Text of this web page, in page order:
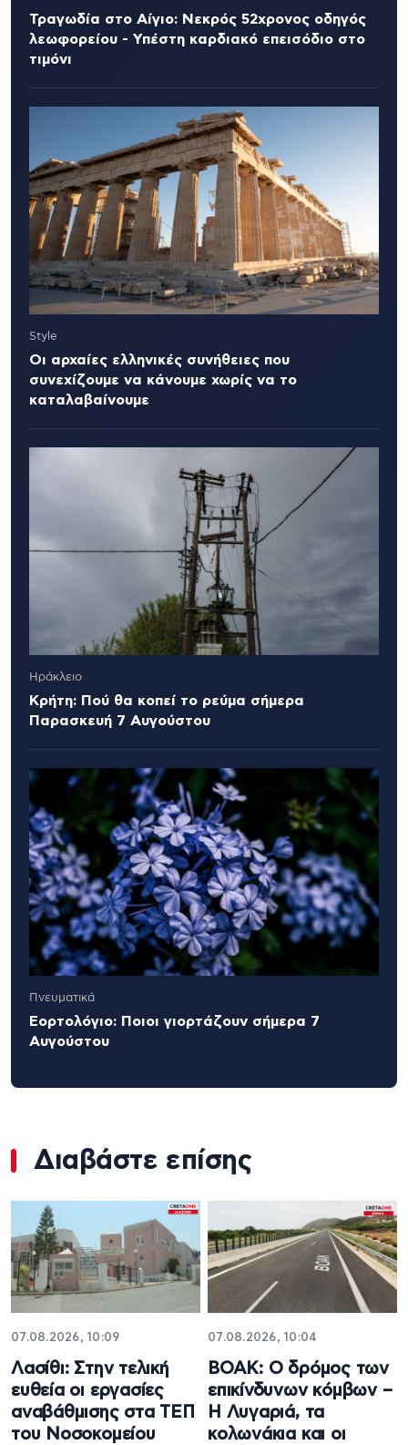
Τραγωδία στο Αίγιο: Νεκρός 52χρονος οδηγός
λεωφορείου - Υπέστη καρδιακό επεισόδιο στο
τιμόνι
Style
Οι αρχαίες ελληνικές συνήθειες που
συνεχίζουμε να κάνουμε χωρίς να το
καταλαβαίνουμε
Ηράκλειο
Κρήτη: Πού θα κοπεί το ρεύμα σήμερα
Παρασκευή 7 Αυγούστου
Πνευματικά
Εορτολόγιο: Ποιοι γιορτάζουν σήμερα 7
Αυγούστου
Διαβάστε επίσης
07.08.2026, 10:09
Λασίθι: Στην τελική
ευθεία οι εργασίες
αναβάθμισης στα ΤΕΠ
του Νοσοκομείου
07.08.2026, 10:04
ΒΟΑΚ: Ο δρόμος των
επικίνδυνων κόμβων –
Η Λυγαριά, τα
κολωνάκια και οι